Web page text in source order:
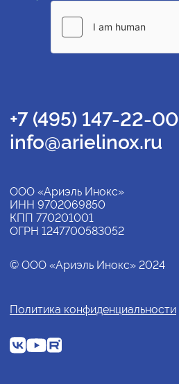
+7 (495) 147-22-00
info@arielinox.ru
ООО «Ариэль Инокс»
ИНН 9702069850
КПП 770201001
ОГРН 1247700583052
© ООО «Ариэль Инокс» 2024
Политика конфиденциальности